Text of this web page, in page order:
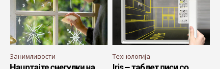
Занимливости Технологија